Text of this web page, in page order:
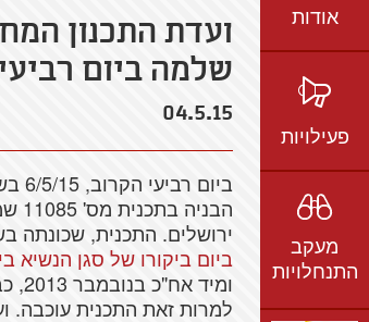
אודות
הצוות
חזון ועמדות
אמיל גרינצווייג
שקיפות
פעילויות
ברשת
בתקשורת
וידאו
מעקב
התנחלויות
ועדת התכנון
שלמה ביום
04.5.15
ביום רביעי הקרוב, 6/5/15
הבניה בתכנית מס' 11085
ירושלים. התכנית, שכונתה
ביום ביקורו של סגן הנשיא
ומידאח"כ בנובמבר
למרותזאת התכניתעוכבה.